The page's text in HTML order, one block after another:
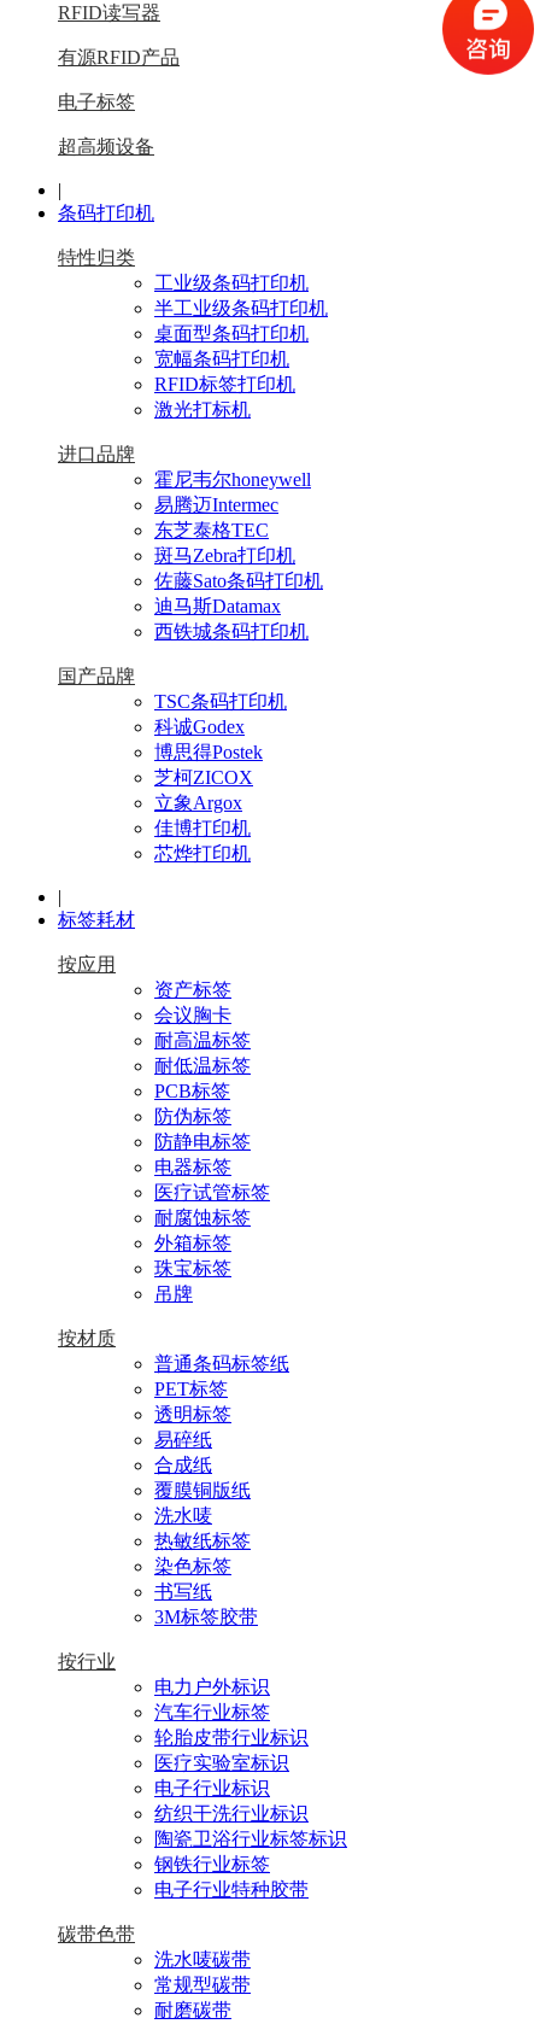
RFID读写器
有源RFID产品
电子标签
超高频设备
|
条码打印机
特性归类
工业级条码打印机
半工业级条码打印机
桌面型条码打印机
宽幅条码打印机
RFID标签打印机
激光打标机
进口品牌
霍尼韦尔honeywell
易腾迈Intermec
东芝泰格TEC
斑马Zebra打印机
佐藤Sato条码打印机
迪马斯Datamax
西铁城条码打印机
国产品牌
TSC条码打印机
科诚Godex
博思得Postek
芝柯ZICOX
立象Argox
佳博打印机
芯烨打印机
|
标签耗材
按应用
资产标签
会议胸卡
耐高温标签
耐低温标签
PCB标签
防伪标签
防静电标签
电器标签
医疗试管标签
耐腐蚀标签
外箱标签
珠宝标签
吊牌
按材质
普通条码标签纸
PET标签
透明标签
易碎纸
合成纸
覆膜铜版纸
洗水唛
热敏纸标签
染色标签
书写纸
3M标签胶带
按行业
电力户外标识
汽车行业标签
轮胎皮带行业标识
医疗实验室标识
电子行业标识
纺织干洗行业标识
陶瓷卫浴行业标签标识
钢铁行业标签
电子行业特种胶带
碳带色带
洗水唛碳带
常规型碳带
耐磨碳带